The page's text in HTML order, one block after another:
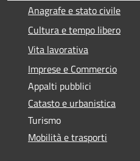
Anagrafe e stato civile
Cultura e tempo libero
Vita lavorativa
Imprese e Commercio
Appalti pubblici
Catasto e urbanistica
Turismo
Mobilità e trasporti